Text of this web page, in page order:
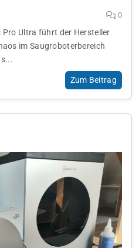
0
Pro Ultra führt der Hersteller
im Saugroboterbereich
Zum Beitrag